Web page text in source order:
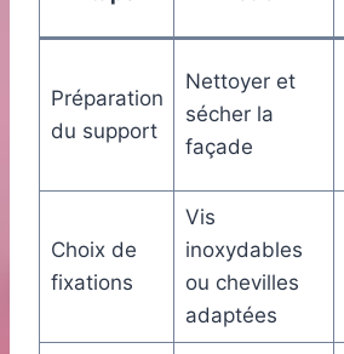
Préparation
du support
Nettoyer et
sécher la
façade
Choix de
fixations
Vis
inoxydables
ou chevilles
adaptées